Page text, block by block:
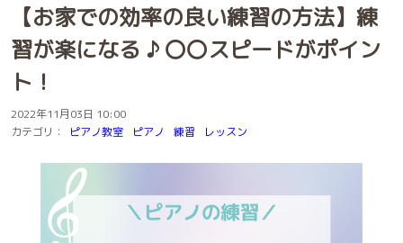
【お家での効率の良い練習の方法】練
習が楽になる ♪ 〇〇スピードがポイン
ト！
2022年11月03日 10:00
カテゴリ：
ピアノ教室 ピアノ 練習 レッスン